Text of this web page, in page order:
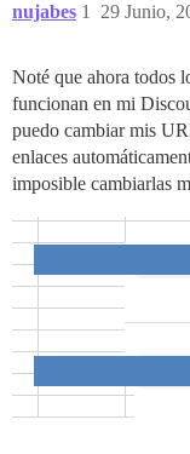
nujabes 29 Junio,
1
Noté que ahora todos
funcionan en mi
puedo cambiar mis
enlaces
imposible cambiarlas